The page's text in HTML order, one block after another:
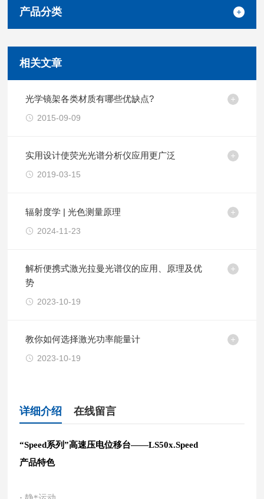
产品分类
相关文章
光学镜架各类材质有哪些优缺点?
2015-09-09
实用设计使荧光光谱分析仪应用更广泛
2019-03-15
辐射度学 | 光色测量原理
2024-11-23
解析便携式激光拉曼光谱仪的应用、原理及优
势
2023-10-19
教你如何选择激光功率能量计
2023-10-19
详细介绍 在线留言
“Speed系列”高速压电位移台——LS50x.Speed
产品特色